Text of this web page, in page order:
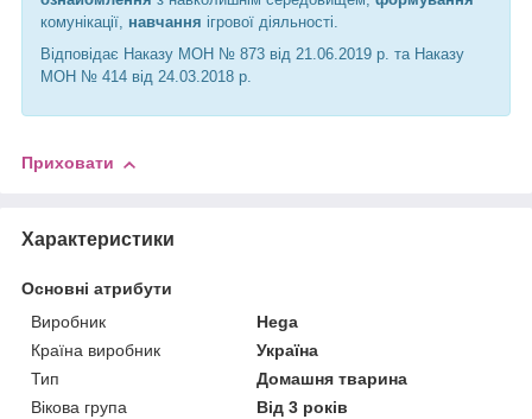
комунікації, навчання ігрової діяльності.
Відповідає Наказу МОН № 873 від 21.06.2019 р. та Наказу
МОН № 414 від 24.03.2018 р.
Приховати
Характеристики
Основні атрибути
Виробник
Hega
Країна виробник
Україна
Тип
Домашня тварина
Вікова група
Від 3 років